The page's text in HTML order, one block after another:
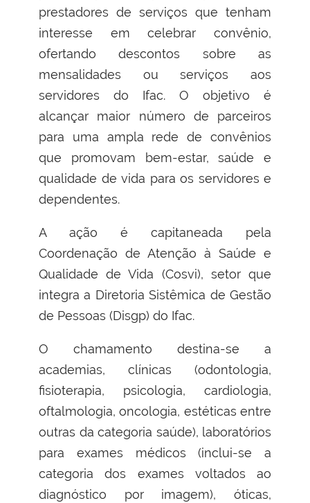
prestadores de serviços que tenham
interesse em celebrar convênio,
ofertando descontos sobre as
mensalidades ou serviços aos
servidores do Ifac. O objetivo é
alcançar maior número de parceiros
para uma ampla rede de convênios
que promovam bem-estar, saúde e
qualidade de vida para os servidores e
dependentes.
A ação é capitaneada pela
Coordenação de Atenção à Saúde e
Qualidade de Vida (Cosvi), setor que
integra a Diretoria Sistêmica de Gestão
de Pessoas (Disgp) do Ifac.
O chamamento destina-se a
academias, clínicas (odontologia,
fisioterapia, psicologia, cardiologia,
oftalmologia, oncologia, estéticas entre
outras da categoria saúde), laboratórios
para exames médicos (inclui-se a
categoria dos exames voltados ao
diagnóstico por imagem), óticas,